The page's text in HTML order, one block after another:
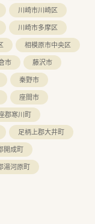
川崎市川崎区
川崎市多摩区
相模原市中央区
市
藤沢市
秦野市
座間市
郡寒川町
足柄上郡大井町
開成町
湯河原町